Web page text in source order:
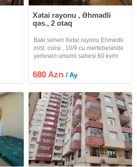
Xətai rayonu , Əhmədli
qəs., 2 otaq
Baki seheri Xetai rayonu Ehmedli
m/st .cixisi , 10/9 cu mertebesinde
yerlesen umumi sahesi 60 kv/m
Təmirli, Qaz, Su, İşıq, Telefon,
Kabel TV, Lift, Seyf Qapı, PVC
680 Azn/ Ay